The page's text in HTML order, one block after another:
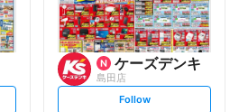
ケーズデンキ
島田店
s
Follow